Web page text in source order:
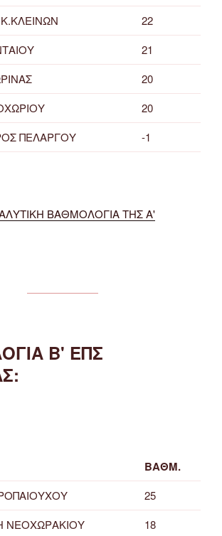
22
21
20
20
ΠΕΛΑΡΓΟΥ
-1
ΒΑΘΜΟΛΟΓΙΑ ΤΗΣ Α'
Β' ΕΠΣ
ΒΑΘΜ.
25
ΝΕΟΧΩΡΑΚΙΟΥ
18